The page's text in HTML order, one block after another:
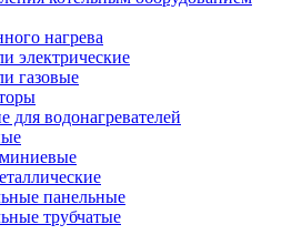
нагрева
электрические
газовые
водонагревателей
панельные
трубчатые